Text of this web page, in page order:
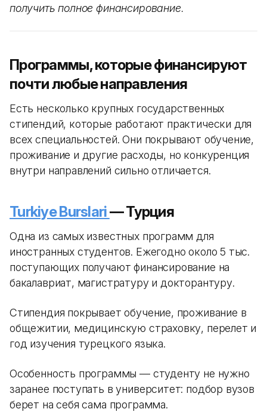
получить полное финансирование.
Программы, которые финансируют
почти любые направления
Есть несколько крупных государственных
стипендий, которые работают практически для
всех специальностей. Они покрывают обучение,
проживание и другие расходы, но конкуренция
внутри направлений сильно отличается.
Turkiye Burslari— Турция
Одна из самых известных программ для
иностранных студентов. Ежегодно около 5 тыс.
поступающих получают финансирование на
бакалавриат, магистратуру и докторантуру.
Стипендия покрывает обучение, проживание в
общежитии, медицинскую страховку, перелет и
год изучения турецкого языка.
Особенность программы — студенту не нужно
заранее поступать в университет: подбор вузов
берет на себя сама программа.